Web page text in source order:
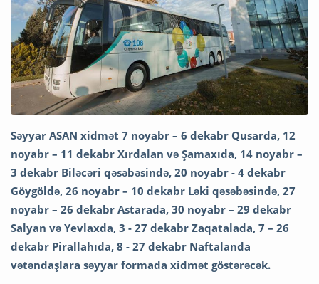
Səyyar ASAN xidmət 7 noyabr – 6 dekabr Qusarda, 12
noyabr – 11 dekabr Xırdalan və Şamaxıda, 14 noyabr –
3 dekabr Biləcəri qəsəbəsində, 20 noyabr - 4 dekabr
Göygöldə, 26 noyabr – 10 dekabr Ləki qəsəbəsində, 27
noyabr – 26 dekabr Astarada, 30 noyabr – 29 dekabr
Salyan və Yevlaxda, 3 - 27 dekabr Zaqatalada, 7 – 26
dekabr Pirallahıda, 8 - 27 dekabr Naftalanda
vətəndaşlara səyyar formada xidmət göstərəcək.